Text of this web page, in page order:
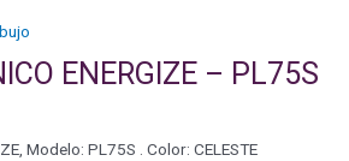
ENERGIZE – PL75S
Modelo: PL75S . Color: CELESTE